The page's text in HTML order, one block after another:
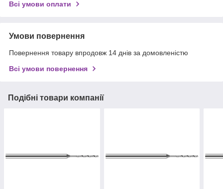
Всі умови оплати
Умови повернення
Повернення товару впродовж 14 днів за домовленістю
Всі умови повернення
Подібні товари компанії